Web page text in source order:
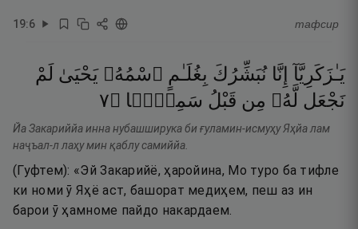
19:6 тафсир
يَـٰزَكَرِيَّآ إِنَّا نُبَشِّرُكَ بِغُلَـٰمٍ ٱسْمُهُۥ يَحْيَىٰ لَمْ
نَجْعَل لَّهُۥ مِن قَبْلُ سَمِيًّۭا ۝٧
Йа Закариййа инна нубашширука би ғуламин-исмуҳу Яҳйа лам
наҷъал-л лаҳу мин қаблу самиййа.
(Гуфтем): «Эй Закарийё, ҳаройина, Мо туро ба тифле
ки номи ӯ Яҳё аст, башорат медиҳем, пеш аз ин
барои ӯ ҳамноме пайдо накардаем.